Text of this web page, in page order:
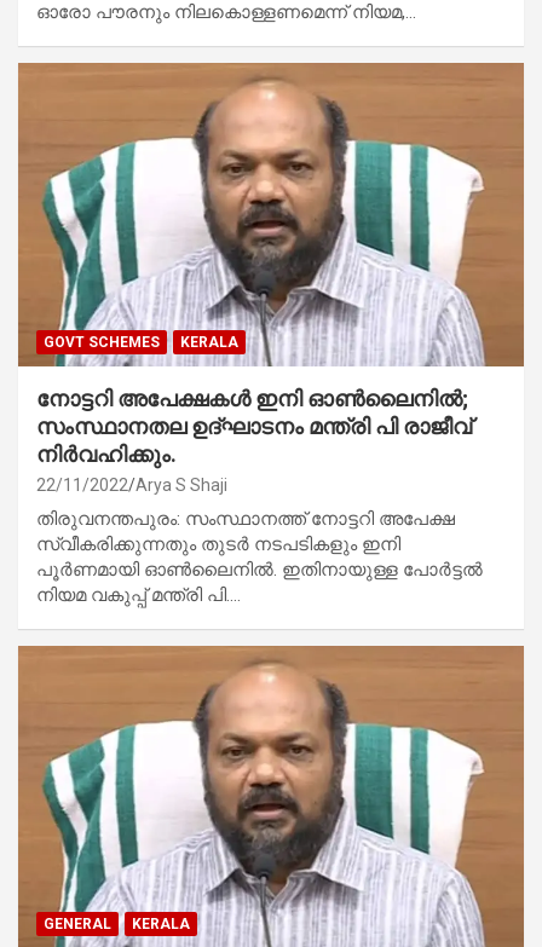
ഓരോ പൗരനും നിലകൊള്ളണമെന്ന് നിയമ,…
GOVT SCHEMES KERALA
നോട്ടറി അപേക്ഷകൾ ഇനി ഓൺലൈനിൽ;
സംസ്ഥാനതല ഉദ്ഘാടനം മന്ത്രി പി രാജീവ്
നിർവഹിക്കും.
22/11/2022 Arya S Shaji
തിരുവനന്തപുരം: സംസ്ഥാനത്ത് നോട്ടറി അപേക്ഷ
സ്വീകരിക്കുന്നതും തുടർ നടപടികളും ഇനി
പൂർണമായി ഓൺലൈനിൽ. ഇതിനായുള്ള പോർട്ടൽ
നിയമ വകുപ്പ് മന്ത്രി പി.…
GENERAL KERALA